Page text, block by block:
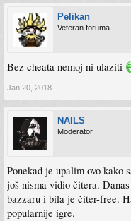
Pelikan
Veteran foruma
Bez cheata nemoj ni ulaziti
Jan 20, 2018
NAILS
Moderator
Ponekad je upalim ovo kako
još nisma vidio čitera.
bazzaru i bila je čiter-free.
popularnije igre.